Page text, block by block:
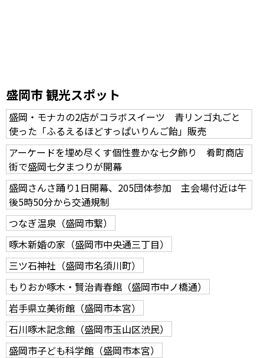
盛岡市 観光スポット
盛岡・モナカの2店がコラボスイーツ 青リンゴ丸ごと
使った「ふるえるほどすっぱいりんご飴」販売
アーケードを埋め尽くす個性豊かな七夕飾り 肴町商店
街で盛岡七夕まつりが開幕
盛岡さんさ踊り1日開幕、205団体参加 主会場付近は午
後5時50分から交通規制
つなぎ温泉（盛岡市繋）
啄木新婚の家（盛岡市中央通三丁目）
三ツ石神社（盛岡市名須川町）
もりおか啄木・賢治青春館（盛岡市中ノ橋通）
岩手県立美術館（盛岡市本宮）
石川啄木記念館（盛岡市玉山区渋民）
盛岡市子ども科学館（盛岡市本宮）